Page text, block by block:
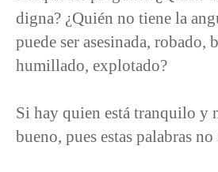
digna? ¿Quién no tiene la
puede ser asesinada, robado,
humillado, explotado?
Si hay quien está tranquilo y
bueno, pues estas palabras